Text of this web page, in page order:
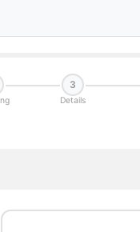
3
Details